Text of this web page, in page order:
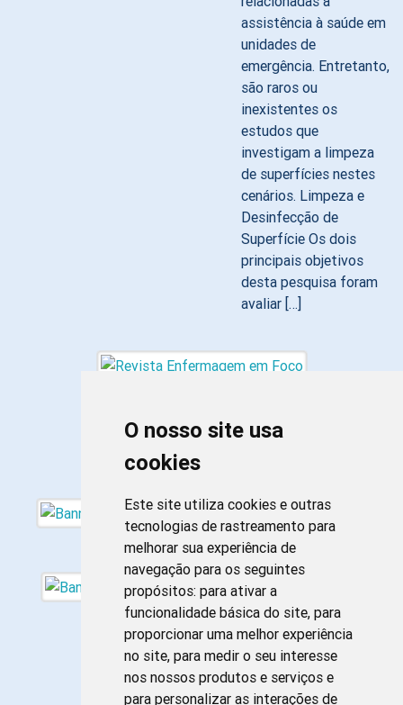
O nosso site usa
cookies
Este site utiliza cookies e outras
tecnologias de rastreamento para
melhorar sua experiência de
navegação para os seguintes
propósitos: para ativar a
funcionalidade básica do site, para
proporcionar uma melhor experiência
no site, para medir o seu interesse
nos nossos produtos e serviços e
para personalizar as interações de
assistência à saúde em
unidades de
emergência. Entretanto,
são raros ou
inexistentes os
estudos que
investigam a limpeza
de superfícies nestes
cenários. Limpeza e
Desinfecção de
Superfície Os dois
principais objetivos
desta pesquisa foram
avaliar […]